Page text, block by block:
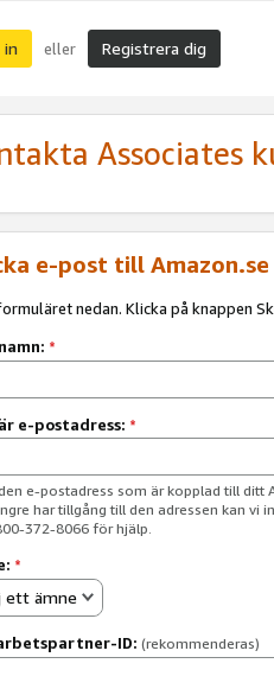
in eller Registrera dig
Associates
e-post till
nedan. Klicka på knappen
*
e-postadress: *
e-postadress som är kopplad till
har tillgång till den adressen kan vi
372-8066 för hjälp.
*
ett ämne
ID: (rekommenderas)